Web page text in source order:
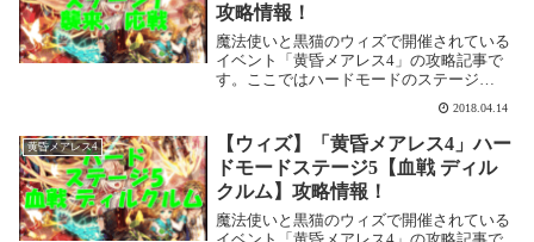
攻略情報！
魔法使いと黒猫のウィズで開催されている
イベント「黄昏メアレス4」の攻略記事で
す。ここではハードモードのステージ
1【襲来、応戦】を攻略します。黄昏メア
レス4【ハード】ステージ1【襲来、応戦】
基本情報1-1 ハード:<園人>襲来イベント基
本情報...
2018.04.14
黄昏メアレス4
【ウィズ】「黄昏メアレス4」ハー
ドモードステージ5【血戦 ディル
クルム】攻略情報！
魔法使いと黒猫のウィズで開催されている